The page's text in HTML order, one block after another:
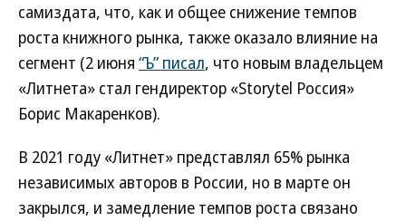
самиздата, что, как и общее снижение темпов
роста книжного рынка, также оказало влияние на
сегмент (2 июня “Ъ” писал, что новым владельцем
«Литнета» стал гендиректор «Storytel Россия»
Борис Макаренков).
В 2021 году «Литнет» представлял 65% рынка
независимых авторов в России, но в марте он
закрылся, и замедление темпов роста связано